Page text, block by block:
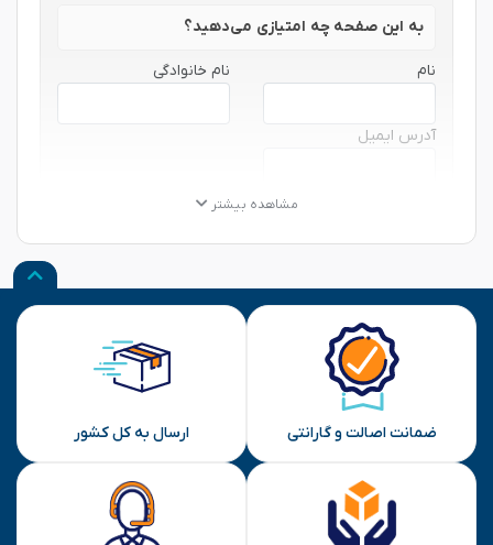
به این صفحه چه امتیازی می‌دهید؟
نام نام خانوادگی
آدرس ایمیل
★
ارسال
مشاهده بیشتر
ضمانت اصالت و گارانتی ارسال به کل کشور